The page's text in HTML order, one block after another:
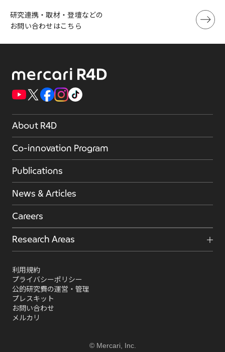
研究連携・取材・登壇などの
お問い合わせはこちら
About R4D
Co-innovation Program
Publications
News & Articles
Careers
Research Areas
利用規約
プライバシーポリシー
公的研究費の運営・管理
プレスキット
お問い合わせ
メルカリ
© Mercari, Inc.